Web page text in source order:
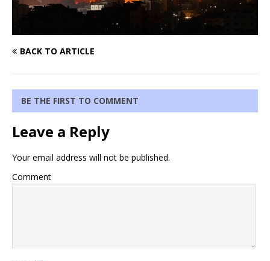
BACK TO ARTICLE
BE THE FIRST TO COMMENT
Leave a Reply
Your email address will not be published.
Comment